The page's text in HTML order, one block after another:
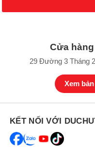
Cửa
29 Đường 3 Tháng
Xem
KẾT NỐI VỚI